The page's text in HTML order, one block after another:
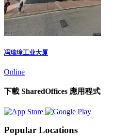
冯瑞璋工业大厦
Online
下載 SharedOffices 應用程式
Popular Locations